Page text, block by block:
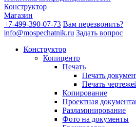
Конструктор
Магазин
+7-499-390-07-73 Вам перезвонить?
info@mospechatnik.ru Задать вопрос
Конструктор
Копицентр
Печать
Печать
Печать
Копирование
Проектная
Разламинирование
Фото на документы